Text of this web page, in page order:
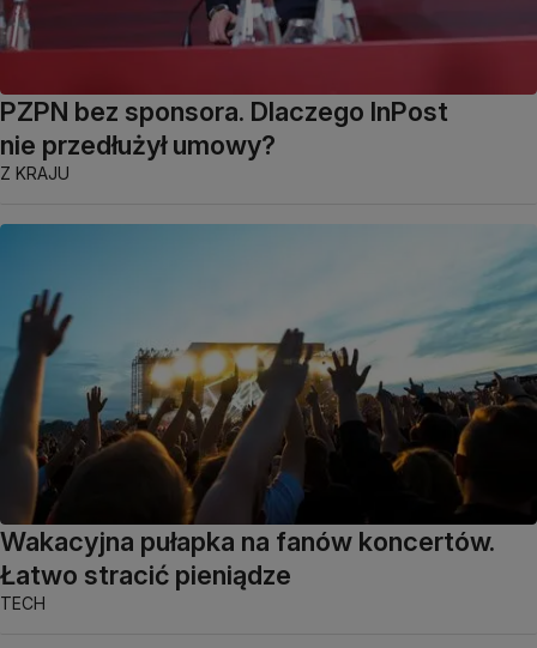
PZPN bez sponsora. Dlaczego InPost
nie przedłużył umowy?
Z KRAJU
Wakacyjna pułapka na fanów koncertów.
Łatwo stracić pieniądze
TECH